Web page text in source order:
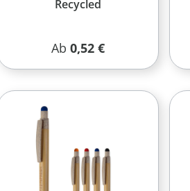
Recycled
Regulärer Preis:
Ab 0,52 €